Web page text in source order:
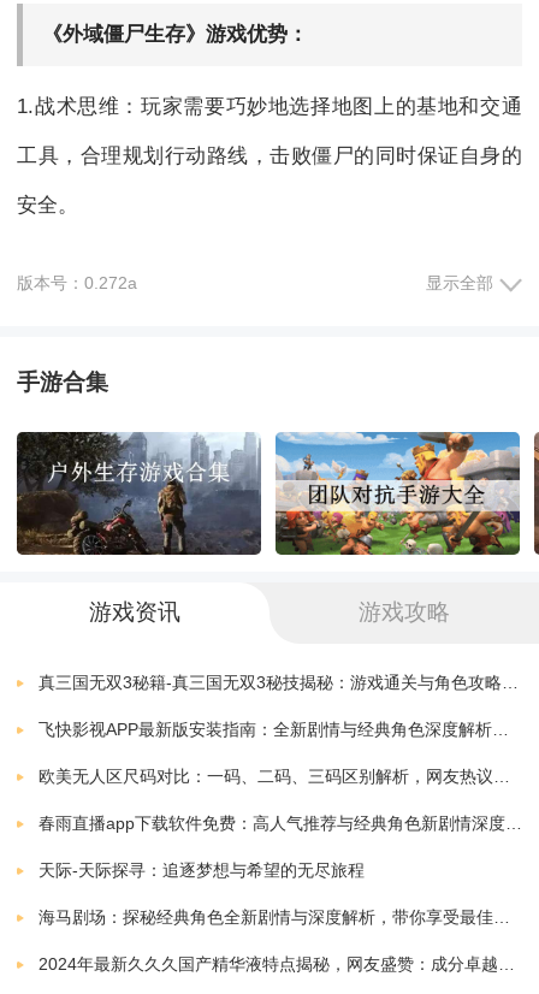
《外域僵尸生存》游戏优势：
1.战术思维：玩家需要巧妙地选择地图上的基地和交通
工具，合理规划行动路线，击败僵尸的同时保证自身的
安全。
2.生存挑战：在废墟中，玩家需要面对饥饿、口渴和疾
3.独特武器：玩家可以通过收集材料制作自己的武器，
每种武器都有特殊的属性和攻击方式，可以增加生存的
机会。
4.制造生活必需品：除了武器，玩家还可以收集和制造
《外域僵尸生存》游戏亮点：
*招募队友：玩家不仅可以巩固避难所的防御，还可以招
募其他生存者组建军队，一同对抗僵尸的威胁。
版本号：0.272a 显示全部
手游合集
游戏资讯 游戏攻略
天际-天际探寻：追逐梦想与希望的无尽旅程